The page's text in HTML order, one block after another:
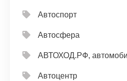
Автоспорт
Автосфера
АВТОХОД.РФ,
Автоцентр